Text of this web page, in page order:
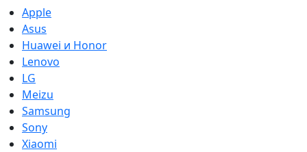
Apple
Asus
Huawei и Honor
Lenovo
LG
Meizu
Samsung
Sony
Xiaomi